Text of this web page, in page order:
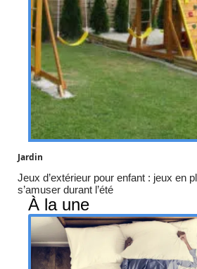
Jardin
Jeux d’extérieur pour enfant : jeux en
s’amuser durant l’été
À la une